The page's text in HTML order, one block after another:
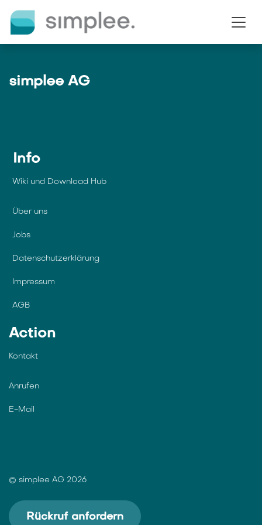
simplee AG
Info
Wiki und Download Hub
Über uns
Jobs
Datenschutzerklärung
Impressum
AGB
Action
Kontakt
Anrufen
E-Mail
© simplee AG 2026
Rückruf anfordern